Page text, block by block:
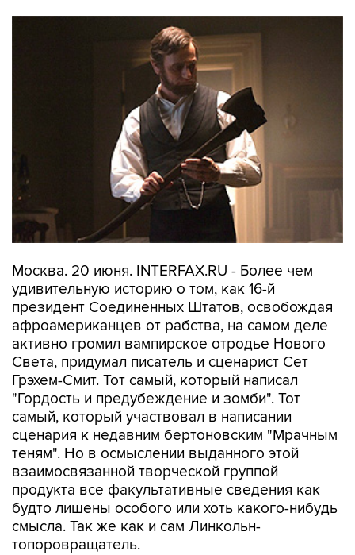
Москва. 20 июня. INTERFAX.RU - Более чем
удивительную историю о том, как 16-й
президент Соединенных Штатов, освобождая
афроамериканцев от рабства, на самом деле
активно громил вампирское отродье Нового
Света, придумал писатель и сценарист Сет
Грэхем-Смит. Тот самый, который написал
"Гордость и предубеждение и зомби". Тот
самый, который участвовал в написании
сценария к недавним бертоновским "Мрачным
теням". Но в осмыслении выданного этой
взаимосвязанной творческой группой
продукта все факультативные сведения как
будто лишены особого или хоть какого-нибудь
смысла. Так же как и сам Линкольн-
топоровращатель.